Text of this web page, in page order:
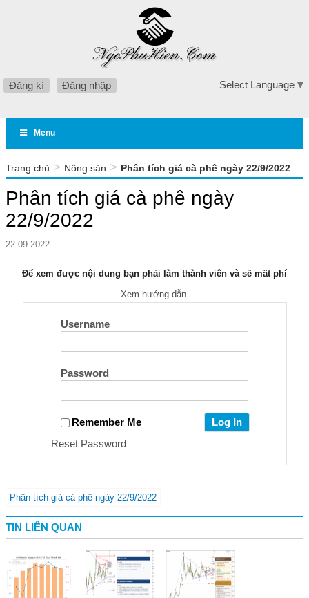
Đăng kí Đăng nhập Select Language ▼
Menu
Trang chủ > Nông sản > Phân tích giá cà phê ngày 22/9/2022
Phân tích giá cà phê ngày
22/9/2022
22-09-2022
Để xem được nội dung bạn phải làm thành viên và sẽ mất phí
Xem hướng dẫn
Username
Password
Remember Me
Reset Password
Phân tích giá cà phê ngày 22/9/2022
TIN LIÊN QUAN